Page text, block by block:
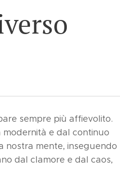
sempre più affievolito.
e dal continuo
nostra mente, inseguendo
dal clamore e dal caos,